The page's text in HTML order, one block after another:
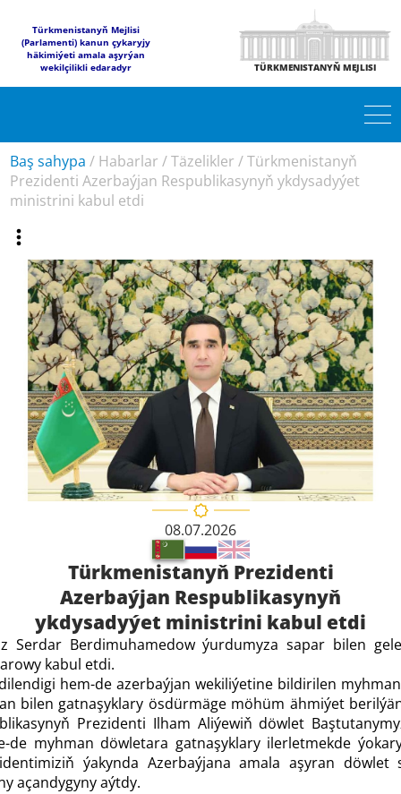
Türkmenistanyň Mejlisi
(Parlamenti) kanun çykaryjy
häkimiýeti amala aşyrýan
wekilçilikli edaradyr
TÜRKMENISTANYŇ MEJLISI
Baş sahypa / Habarlar /Täzelikler /Türkmenistanyň
Prezidenti Azerbaýjan Respublikasynyň ykdysadyýet
ministrini kabul etdi
08.07.2026
Türkmenistanyň Prezidenti
Azerbaýjan Respublikasynyň
ykdysadyýet ministrini kabul etdi
Serdar Berdimuhamedow ýurdumyza sapar bilen
kabul etdi.
hem-de azerbaýjan wekiliýetine bildirilen
bilen gatnaşyklary ösdürmäge möhüm ähmiýet
Prezidenti Ilham Aliýewiň döwlet
de myhman döwletara gatnaşyklary ilerletmekde
ýakynda Azerbaýjana amala aşyran döwlet
açandygyny aýtdy.